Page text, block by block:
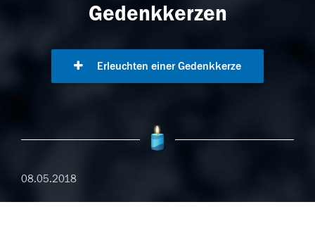
Gedenkkerzen
Erleuchten einer Gedenkkerze
08.05.2018